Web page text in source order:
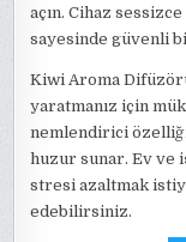
açın. Cihaz
sayesinde güvenli
Kiwi Aroma
yaratmanız için
nemlendirici özelliği
huzur sunar. Ev
stresi azaltmak
edebilirsiniz.